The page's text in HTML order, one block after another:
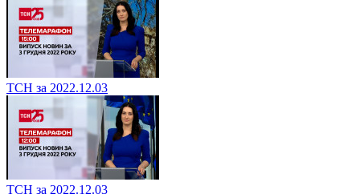
ТСН за 2022.12.03
ТСН за 2022.12.03